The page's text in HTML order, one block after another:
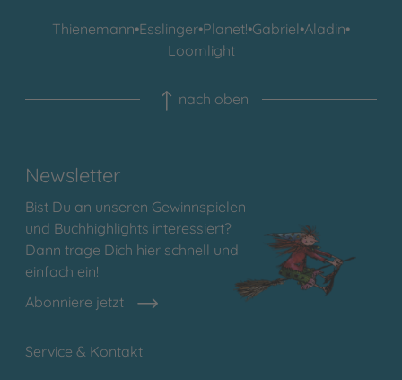
Thienemann•Esslinger•Planet!•Gabriel•Aladin•
Loomlight
nach oben
Newsletter
Bist Du an unseren Gewinnspielen
und Buchhighlights interessiert?
Dann trage Dich hier schnell und
einfach ein!
Abonniere jetzt
Service & Kontakt